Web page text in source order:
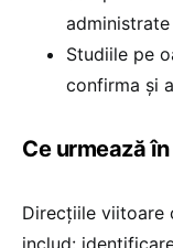
Studiile pe
confirma și
Ce urmează
Direcțiile viitoare